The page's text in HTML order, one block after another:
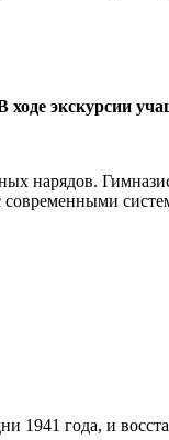
ходе экскурсии
года, и